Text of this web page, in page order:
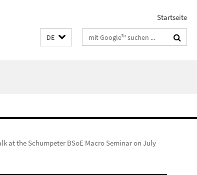
Startseite
DE Suchbegriffe
at the Schumpeter BSoE Macro Seminar on July